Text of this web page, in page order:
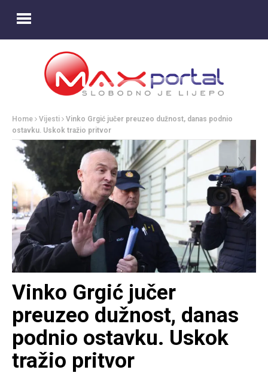
Home Vijesti
Vinko Grgić jučer preuzeo dužnost, danas podnio
ostavku. Uskok tražio pritvor
Vinko Grgić jučer
preuzeo dužnost, danas
podnio ostavku. Uskok
tražio pritvor